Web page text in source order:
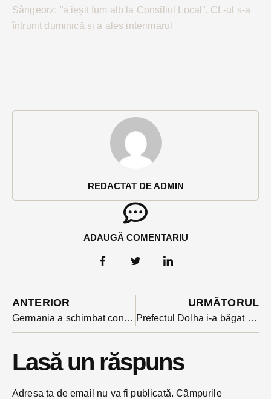
REDACTAT DE ADMIN
ADAUGĂ COMENTARIU
Sângeorz: ”a ieșit fum alb la Consiliul Local”. CL-ul s-a
întrunit duminică și a ales interimarul
ANTERIOR
Germania a schimbat condițiile de intrare: certificat de vaccinare, dovada bolii sau test PCR negativ pentru cei peste 12 ani
URMĂTORUL
Prefectul Dolha i-a băgat în ședință pe primari ca să discute aplicarea ordonanței urșilor agresivi
Lasă un răspuns
Adresa ta de email nu va fi publicată. Câmpurile